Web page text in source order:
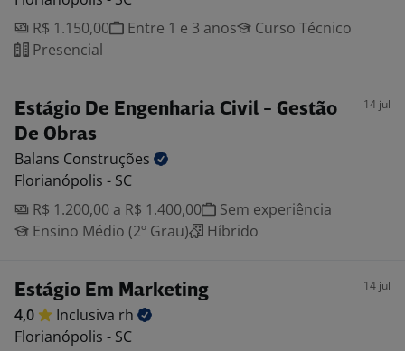
R$ 1.150,00
Entre 1 e 3 anos
Curso Técnico
Presencial
Estágio De Engenharia Civil - Gestão
De Obras
14 jul
Balans Construções
Florianópolis - SC
R$ 1.200,00 a R$ 1.400,00
Sem experiência
Ensino Médio (2º Grau)
Híbrido
Estágio Em Marketing 14 jul
4,0 Inclusiva rh
Florianópolis - SC